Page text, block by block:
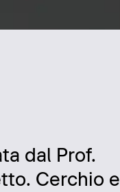
dal Prof.
Cerchio e